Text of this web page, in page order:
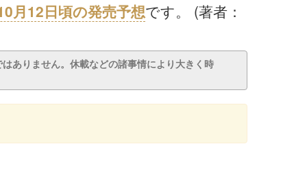
月12日頃の発売予想です。 (著者：
ありません。休載などの諸事情により大きく時